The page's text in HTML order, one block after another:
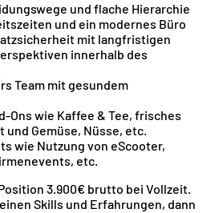
und flache Hierarchie
und ein modernes Büro
mit langfristigen
innerhalb des
Team mit gesundem
Ons wie Kaffee & Tee, frisches
und Gemüse, Nüsse, etc.
wie Nutzung von eScooter,
etc.
3.900€ brutto bei Vollzeit.
Skills und Erfahrungen, dann